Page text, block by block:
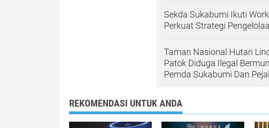
Sekda Sukabumi Ikuti
Perkuat Strategi
Taman Nasional Hutan
Patok Diduga Ilegal
Pemda Sukabumi Dan
REKOMENDASI UNTUK ANDA